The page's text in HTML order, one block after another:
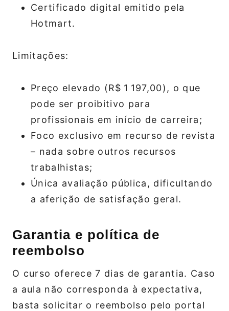
Certificado digital emitido pela
Hotmart.
Limitações:
Preço elevado (R$ 1 197,00), o que
pode ser proibitivo para
profissionais em início de carreira;
Foco exclusivo em recurso de revista
– nada sobre outros recursos
trabalhistas;
Única avaliação pública, dificultando
a aferição de satisfação geral.
Garantia e política de
reembolso
O curso oferece 7 dias de garantia. Caso
a aula não corresponda à expectativa,
basta solicitar o reembolso pelo portal